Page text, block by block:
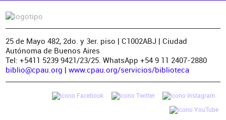
25 de Mayo 482, 2do. y 3er. piso | C1002ABJ | Ciudad
Autónoma de Buenos Aires
Tel: +5411 5239 9421/23/25. WhatsApp +54 9 11 2407-2880
biblio@cpau.org | www.cpau.org/servicios/biblioteca